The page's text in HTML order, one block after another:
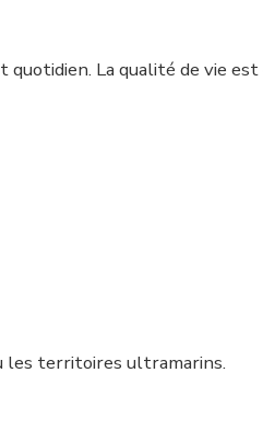
La qualité de vie est
les territoires ultramarins.